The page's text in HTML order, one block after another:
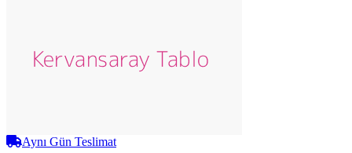
Aynı Gün Teslimat